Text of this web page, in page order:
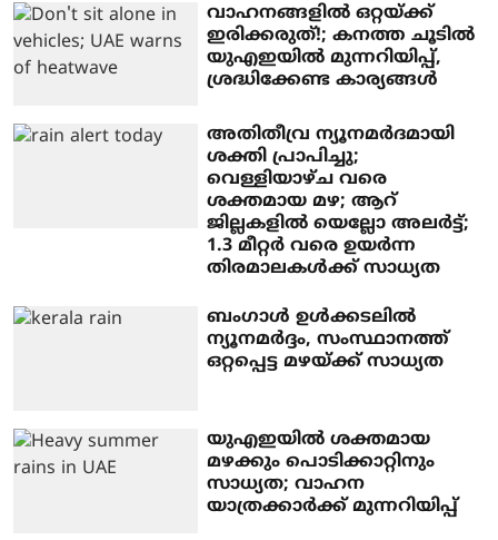
വാഹനങ്ങളില്‍ ഒറ്റയ്ക്ക്
ഇരിക്കരുത്!; കനത്ത ചൂടില്‍
യുഎഇയില്‍ മുന്നറിയിപ്പ്,
ശ്രദ്ധിക്കേണ്ട കാര്യങ്ങള്‍
അതിതീവ്ര ന്യൂനമര്‍ദമായി
ശക്തി പ്രാപിച്ചു;
വെള്ളിയാഴ്ച വരെ
ശക്തമായ മഴ; ആറ്
ജില്ലകളില്‍ യെല്ലോ അലര്‍ട്ട്;
1.3 മീറ്റര്‍ വരെ ഉയര്‍ന്ന
തിരമാലകള്‍ക്ക് സാധ്യത
ബംഗാള്‍ ഉള്‍ക്കടലില്‍
ന്യൂനമര്‍ദ്ദം, സംസ്ഥാനത്ത്
ഒറ്റപ്പെട്ട മഴയ്ക്ക് സാധ്യത
യുഎഇയില്‍ ശക്തമായ
മഴക്കും പൊടിക്കാറ്റിനും
സാധ്യത; വാഹന
യാത്രക്കാര്‍ക്ക് മുന്നറിയിപ്പ്